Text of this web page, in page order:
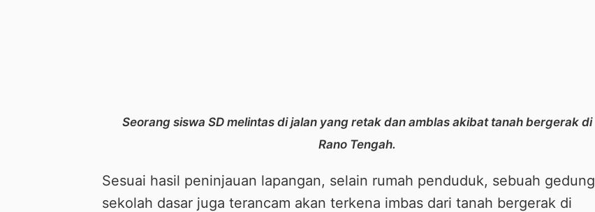
Seorang siswa SD melintas di jalan yang retak dan amblas akibat tanah bergerak di
Rano Tengah.
Sesuai hasil peninjauan lapangan, selain rumah penduduk, sebuah gedung
sekolah dasar juga terancam akan terkena imbas dari tanah bergerak di